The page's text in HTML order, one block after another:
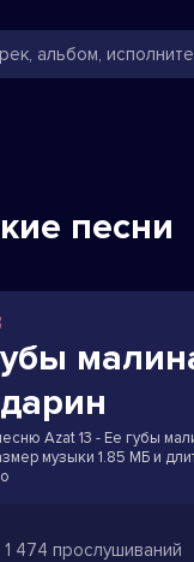
песни
Azat 13 - Ее губы
музыки 1.85 МБ и
1 474 прослушиваний